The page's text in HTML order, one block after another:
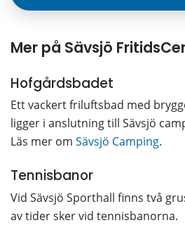
Mer på Sävsjö
Hofgårdsbadet
Ett vackert friluftsbad med
ligger i anslutning till Sävsjö
Läs mer om Sävsjö Camping.
Tennisbanor
Vid Sävsjö Sporthall finns två
av tider sker vid tennisbanorna.